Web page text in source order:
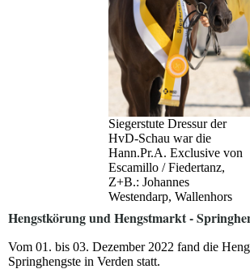
Siegerstute Dressur der
HvD-Schau war die
Hann.Pr.A. Exclusive von
Escamillo / Fiedertanz,
Z+B.: Johannes
Westendarp, Wallenhors
Hengstkörung und Hengstmarkt -
Vom 01. bis 03. Dezember 2022 fand die
Springhengste in Verden statt.